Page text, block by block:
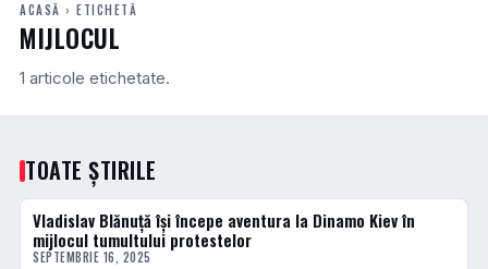
ACASĂ › ETICHETĂ
MIJLOCUL
1 articole etichetate.
TOATE ȘTIRILE
FOTBAL EXTERN
Vladislav Blănuță își începe aventura la Dinamo Kiev în
mijlocul tumultului protestelor
SEPTEMBRIE 16, 2025